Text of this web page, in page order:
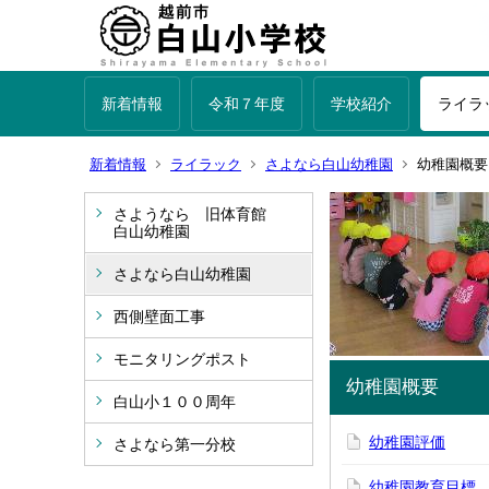
新着情報 令和７年度 学校紹介 ライラ
新着情報 ライラック さよなら白山幼稚園 幼稚園概要
さようなら 旧体育館
白山幼稚園
さよなら白山幼稚園
西側壁面工事
モニタリングポスト
白山小１００周年
さよなら第一分校
幼稚園概要
幼稚園評価